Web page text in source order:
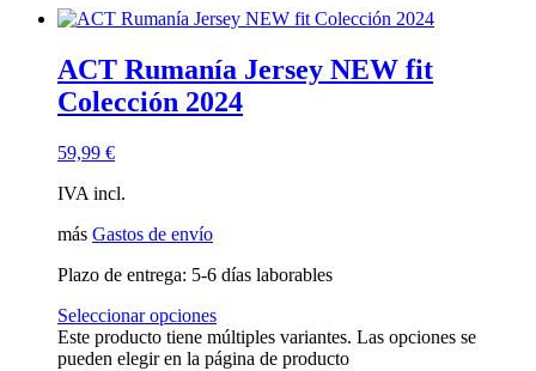
ACT Rumanía Jersey NEW fit
Colección 2024
59,99 €
IVA incl.
más Gastos de envío
Plazo de entrega: 5-6 días laborables
Seleccionar opciones
Este producto tiene múltiples variantes. Las opciones se
pueden elegir en la página de producto